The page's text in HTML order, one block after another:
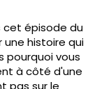
cet épisode du
une histoire qui
pourquoi vous
à côté d'une
pas sur le